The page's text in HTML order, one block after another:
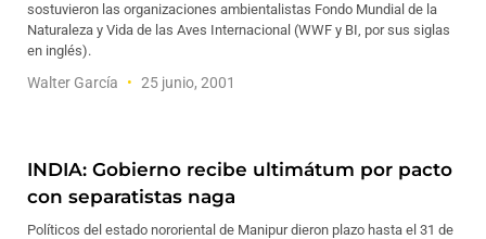
sostuvieron las organizaciones ambientalistas Fondo Mundial de la
Naturaleza y Vida de las Aves Internacional (WWF y BI, por sus siglas
en inglés).
Walter García 25 junio, 2001
INDIA: Gobierno recibe ultimátum por pacto
con separatistas naga
Políticos del estado nororiental de Manipur dieron plazo hasta el 31 de